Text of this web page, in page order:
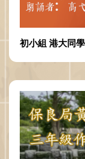
初小組 港大同